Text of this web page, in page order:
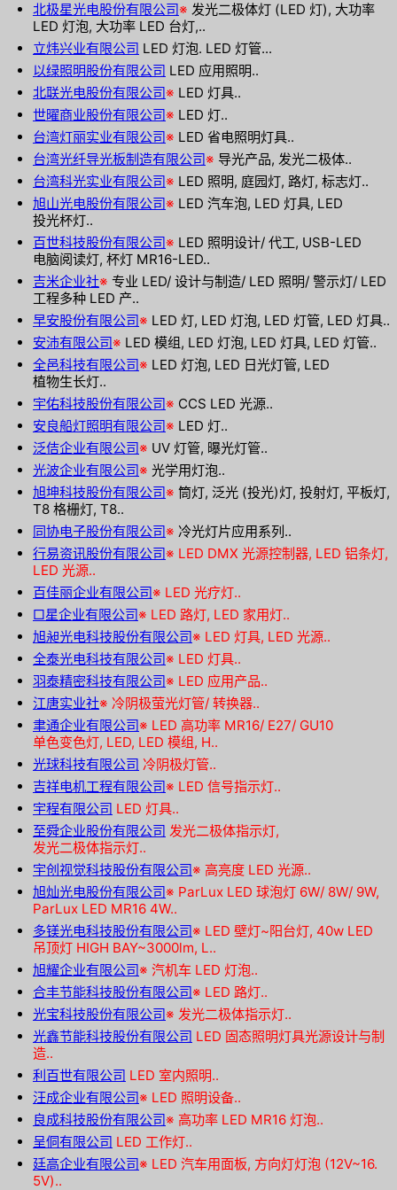
北极星光电股份有限公司※ 发光二极体灯 (LED 灯), 大功率
LED 灯泡, 大功率 LED 台灯,..
立炜兴业有限公司 LED 灯泡. LED 灯管...
以绿照明股份有限公司 LED 应用照明..
北联光电股份有限公司※ LED 灯具..
世曜商业股份有限公司※ LED 灯..
台湾灯丽实业有限公司※ LED 省电照明灯具..
台湾光纤导光板制造有限公司※ 导光产品, 发光二极体..
台湾科光实业有限公司※ LED 照明, 庭园灯, 路灯, 标志灯..
旭山光电股份有限公司※ LED 汽车泡, LED 灯具, LED
投光杯灯..
百世科技股份有限公司※ LED 照明设计/ 代工, USB-LED
电脑阅读灯, 杯灯 MR16-LED..
吉米企业社※ 专业 LED/ 设计与制造/ LED 照明/ 警示灯/ LED
工程多种 LED 产..
早安股份有限公司※ LED 灯, LED 灯泡, LED 灯管, LED 灯具..
安沛有限公司※ LED 模组, LED 灯泡, LED 灯具, LED 灯管..
全邑科技有限公司※ LED 灯泡, LED 日光灯管, LED
植物生长灯..
宇佑科技股份有限公司※ CCS LED 光源..
安良船灯照明有限公司※ LED 灯..
泛佶企业有限公司※ UV 灯管, 曝光灯管..
光波企业有限公司※ 光学用灯泡..
旭坤科技股份有限公司※ 筒灯, 泛光 (投光)灯, 投射灯, 平板灯,
T8 格栅灯, T8..
同协电子股份有限公司※ 冷光灯片应用系列..
行易资讯股份有限公司※ LED DMX 光源控制器, LED 铝条灯,
LED 光源..
百佳丽企业有限公司※ LED 光疗灯..
□星企业有限公司※ LED 路灯, LED 家用灯..
旭昶光电科技股份有限公司※ LED 灯具, LED 光源..
全泰光电科技有限公司※ LED 灯具..
羽泰精密科技有限公司※ LED 应用产品..
江唐实业社※ 冷阴极萤光灯管/ 转换器..
聿通企业有限公司※ LED 高功率 MR16/ E27/ GU10
单色变色灯, LED, LED 模组, H..
光球科技有限公司 冷阴极灯管..
吉祥电机工程有限公司※ LED 信号指示灯..
宇程有限公司 LED 灯具..
至舜企业股份有限公司 发光二极体指示灯,
发光二极体指示灯..
宇创视觉科技股份有限公司※ 高亮度 LED 光源..
旭灿光电股份有限公司※ ParLux LED 球泡灯 6W/ 8W/ 9W,
ParLux LED MR16 4W..
多镁光电科技股份有限公司※ LED 壁灯~阳台灯, 40w LED
吊顶灯 HIGH BAY~3000lm, L..
旭耀企业有限公司※ 汽机车 LED 灯泡..
合丰节能科技股份有限公司※ LED 路灯..
光宝科技股份有限公司※ 发光二极体指示灯..
光鑫节能科技股份有限公司 LED 固态照明灯具光源设计与制
造..
利百世有限公司 LED 室内照明..
汪成企业有限公司※ LED 照明设备..
良成科技股份有限公司※ 高功率 LED MR16 灯泡..
呈侗有限公司 LED 工作灯..
廷高企业有限公司※ LED 汽车用面板, 方向灯灯泡 (12V~16.
5V)..